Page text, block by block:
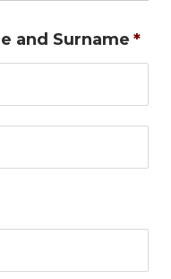
and Surname *